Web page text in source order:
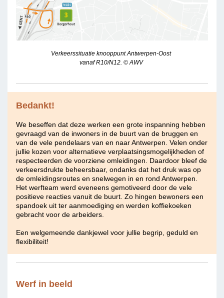
Verkeerssituatie knooppunt Antwerpen-Oost
vanaf R10/N12. © AWV
Bedankt!
We beseffen dat deze werken een grote inspanning hebben
gevraagd van de inwoners in de buurt van de bruggen en
van de vele pendelaars van en naar Antwerpen. Velen onder
jullie kozen voor alternatieve verplaatsingsmogelijkheden of
respecteerden de voorziene omleidingen. Daardoor bleef de
verkeersdrukte beheersbaar, ondanks dat het druk was op
de omleidingsroutes en snelwegen in en rond Antwerpen.
Het werfteam werd eveneens gemotiveerd door de vele
positieve reacties vanuit de buurt. Zo hingen bewoners een
spandoek uit ter aanmoediging en werden koffiekoeken
gebracht voor de arbeiders.
Een welgemeende dankjewel voor jullie begrip, geduld en
flexibiliteit!
Werf in beeld